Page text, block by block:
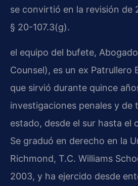
se convirtió en la revisión de
§ 20-107.3(g).
el equipo del bufete,
Counsel), es un ex Patrullero
que sirvió durante quince
investigaciones penales y de
estado, desde el sur hasta el
Se graduó en derecho en la
Richmond, T.C. Williams
2003, y ha ejercido desde